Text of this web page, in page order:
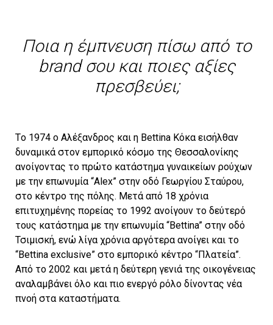
Ποια η έμπνευση πίσω από το
brand σου και ποιες αξίες
πρεσβεύει;
Tο 1974 ο Αλέξανδρος και η Bettina Κόκα εισήλθαν
δυναμικά στον εμπορικό κόσμο της Θεσσαλονίκης
ανοίγοντας το πρώτο κατάστημα γυναικείων ρούχων
με την επωνυμία “Alex” στην οδό Γεωργίου Σταύρου,
στο κέντρο της πόλης. Μετά από 18 χρόνια
επιτυχημένης πορείας το 1992 ανοίγουν το δεύτερό
τους κατάστημα με την επωνυμία “Bettina” στην οδό
Τσιμισκή, ενώ λίγα χρόνια αργότερα ανοίγει και το
“Bettina exclusive” στο εμπορικό κέντρο “Πλατεία”.
Από το 2002 και μετά η δεύτερη γενιά της οικογένειας
αναλαμβάνει όλο και πιο ενεργό ρόλο δίνοντας νέα
πνοή στα καταστήματα.